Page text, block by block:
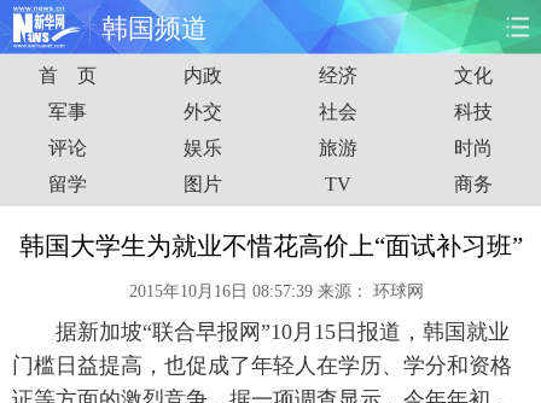
韩国频道
首页 时政 国际 财经
娱乐 体育 人事 教育
时尚 思客 地方 法治
科技 能源 房产 公司
图片 视频 彩票 食品
首 页 内政 经济
文化
军事
外交 社会
科技
评论
娱乐 旅游
时尚
留学
图片 TV 商务
韩国大学生为就业不惜花高价上“面试补习班”
2015年10月16日 08:57:39 来源： 环球网
据新加坡“联合早报网”10月15日报道，韩国就业
门槛日益提高，也促成了年轻人在学历、学分和资格